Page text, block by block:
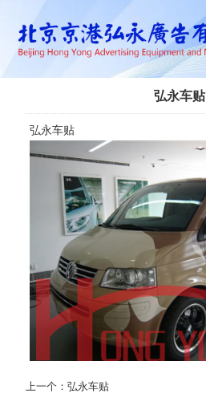
弘永车贴
弘永车贴
上一个： 弘永车贴